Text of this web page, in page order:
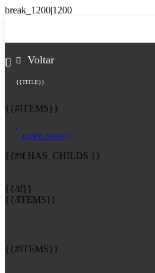
Voltar
{{TITLE}}
{{#ITEMS}}
{{ITEM_NAME}}
{{#if HAS_CHILDS }}
{{/if}}
{{/ITEMS}}
{{#ITEMS}}